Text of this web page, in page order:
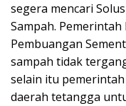
segera mencari
Sampah.
Pembuangan
sampah tidak
selain itu
daerah tetangga